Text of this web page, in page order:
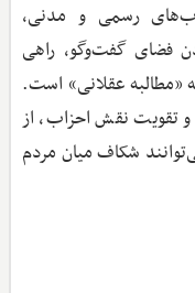
رسمی و مدنی،
فضای گفت‌وگو، راهی
«مطالبه عقلانی» است.
تقویت نقش احزاب، از
شکاف میان مردم